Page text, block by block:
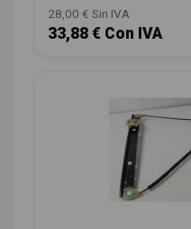
28,00 € Sin IVA
33,88 € Con IVA